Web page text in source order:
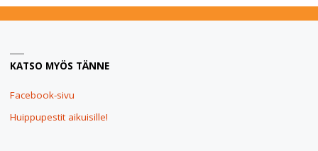
POSTILAATIKKOOSI!"
KATSO MYÖS TÄNNE
Facebook-sivu
Huippupestit aikuisille!